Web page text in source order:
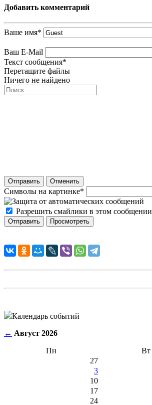
Добавить комментарий
Ваше имя*
Ваш E-Mail
Текст сообщения*
Перетащите файлы
Ничего не найдено
Отправить Отменить
Символы на картинке*
Разрешить смайлики в этом сообщении
Календарь событий
← Август 2026
Пн Вт
27
3
10
17
24